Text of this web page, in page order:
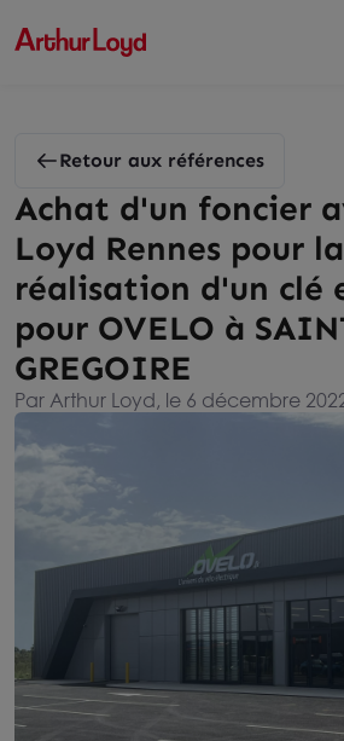
Retour aux références
Achat d'un foncier
Loyd Rennes pour la
réalisation d'un clé
pour OVELO à
GREGOIRE
Par Arthur Loyd, le 6 décembre